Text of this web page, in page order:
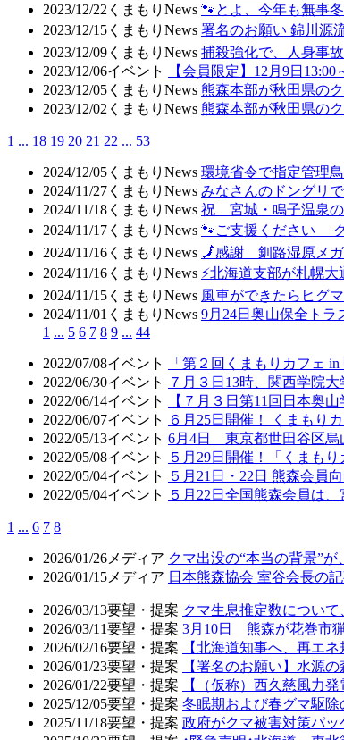
2023/12/22 くまもりNews 🐾とよ、今年も無事
2023/12/15 くまもりNews 署名のお願い 錦川源
2023/12/09 くまもりNews 捕殺強化で、人身事
2023/12/06イベント
【会員限定】12月9日
2023/12/05 くまもりNews 熊森本部が秋田県の
2023/12/02 くまもりNews 熊森本部が秋田県の
1 ... 18 19 20 21 22 ... 53
2024/12/05 くまもりNews 環境省令で指定管理
2024/11/27 くまもりNews みなさんのドングリ
2024/11/18 くまもりNews 祝 宮城・鳴子温泉の
2024/11/17 くまもりNews 🐾ご支援ください ク
2024/11/16 くまもりNews 🗾感謝 釧路湿原メガ
2024/11/16 くまもりNews ⚡北海道支部が札幌
2024/11/15 くまもりNews 風車ができたらヒグ
2024/11/01 くまもりNews 9月24日奥山保全トラ
1 ... 5 6 7 8 9 ... 44
2022/07/08イベント
「第２回くまもりカフェ
2022/06/30イベント
７月３日13時、関西学院
2022/06/14イベント
【７月３日第11回日本奥
2022/06/07イベント
６月25日開催！ くまもり
2022/05/13イベント 6月4日 東京都世田谷区烏
2022/05/08イベント
５月29日開催！「くまもり
2022/05/04イベント
５月21日・22日 熊森会員
2022/05/04イベント ５月22日全国熊森会員は
1 ... 6 7 8
2026/01/26 メディア クマ出没の“本当の背景”
2026/01/15 メディア 日本熊森協会 室谷会長の
2026/03/13要望・提案 クマ生息推定数につい
2026/03/11要望・提案 3月10日 熊森が花巻市
2026/02/16要望・提案
【北海道知事へ、再エ
2026/01/23要望・提案
【署名のお願い】水源
2026/01/22要望・提案
【（仮称）西久慈風力
2025/12/05要望・提案 冬眠期および春グマ駆
2025/11/18要望・提案 政府がクマ被害対策パッ